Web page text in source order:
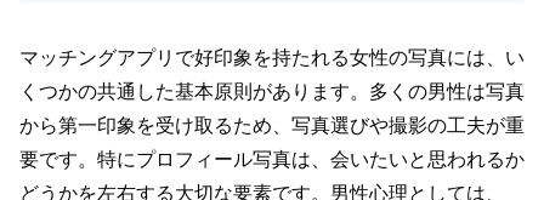
マッチングアプリで好印象を持たれる女性の写真には、い
くつかの共通した基本原則があります。多くの男性は写真
から第一印象を受け取るため、写真選びや撮影の工夫が重
要です。特にプロフィール写真は、会いたいと思われるか
どうかを左右する大切な要素です。男性心理としては、